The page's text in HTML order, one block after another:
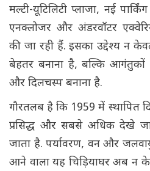
मल्टी-यूटिलिटी प्लाजा, नई
एनक्लोजर और अंडरवॉटर
की जा रही हैं. इसका उद्देश्य न
बेहतर बनाना है, बल्कि
और दिलचस्प बनाना है.
गौरतलब है कि 1959 में स्थापित
प्रसिद्ध और सबसे अधिक देखे
जाता है. पर्यावरण, वन और
आने वाला यह चिड़ियाघर अब न